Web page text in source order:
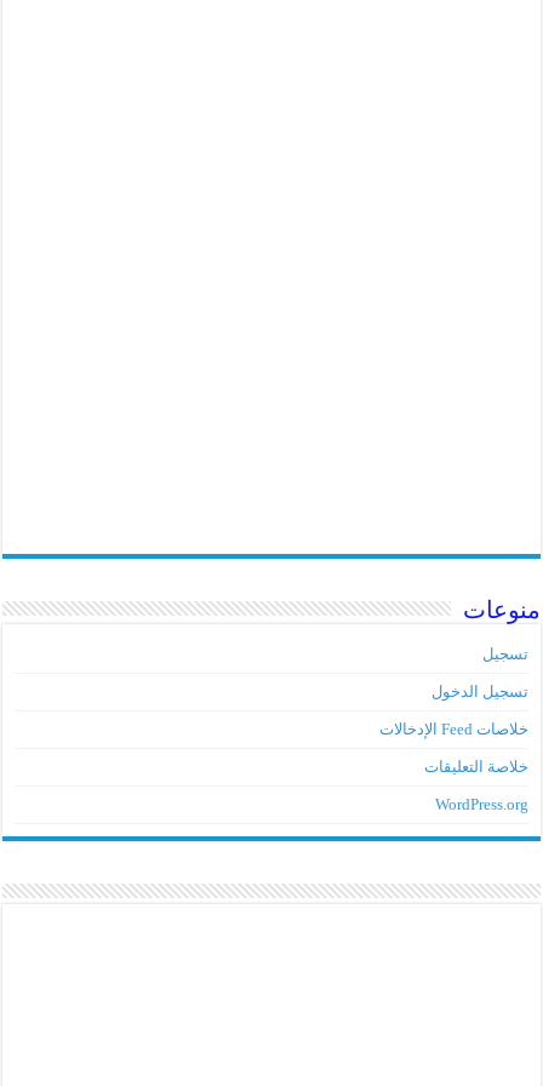
منوعات
تسجيل
تسجيل الدخول
خلاصات Feed الإدخالات
خلاصة التعليقات
WordPress.org